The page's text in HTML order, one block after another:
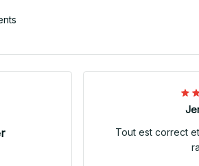
Tout est correct